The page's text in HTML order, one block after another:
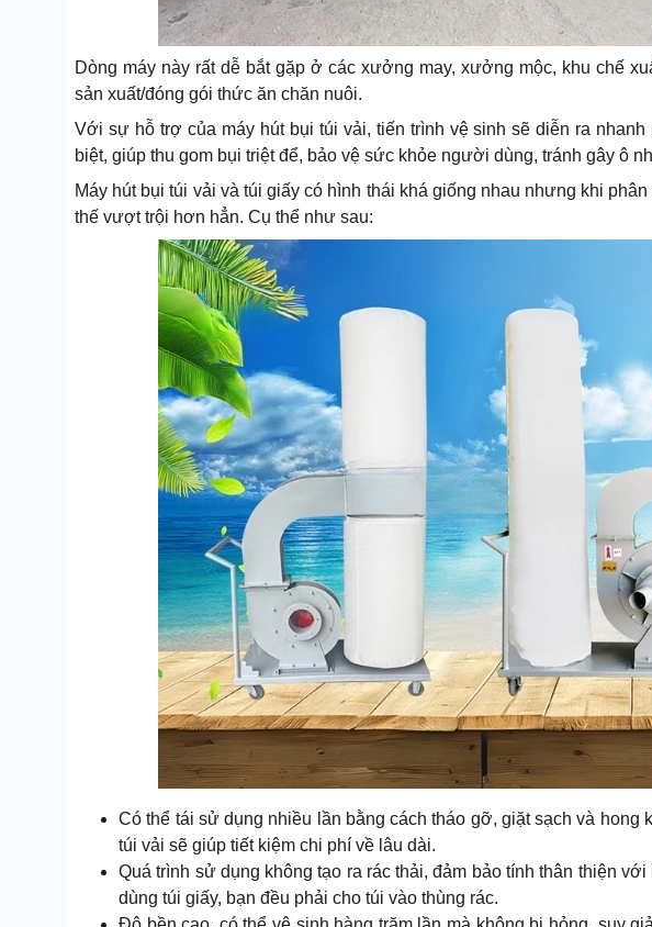
Dòng máy này rất dễ bắt gặp ở các xưởng may, xưởng mộc, khu chế
sản xuất/đóng gói thức ăn chăn nuôi.
Với sự hỗ trợ của máy hút bụi túi vải, tiến trình vệ sinh sẽ diễn ra
biệt, giúp thu gom bụi triệt để, bảo vệ sức khỏe người dùng, tránh gây ô
Máy hút bụi túi vải và túi giấy có hình thái khá giống nhau nhưng khi
thế vượt trội hơn hẳn. Cụ thể như sau:
Có thể tái sử dụng nhiều lần bằng cách tháo gỡ, giặt sạch và hong
túi vải sẽ giúp tiết kiệm chi phí về lâu dài.
Quá trình sử dụng không tạo ra rác thải, đảm bảo tính thân thiện
dùng túi giấy, bạn đều phải cho túi vào thùng rác.